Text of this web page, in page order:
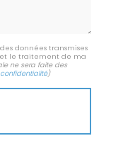
données transmises
le traitement de ma
ne sera faite des
)